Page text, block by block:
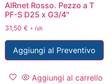
AIRnet Rosso. Pezzo a T
PF-S D25 x G3/4″
31,50 € + IVA
Aggiungi al Preventivo
Aggiungi al carrello